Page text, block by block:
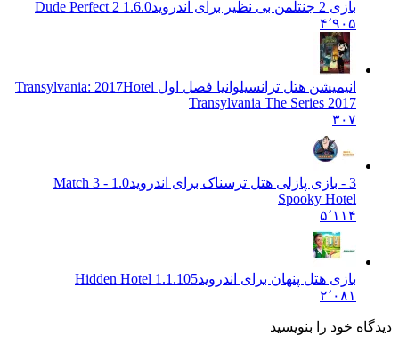
بازی 2 جنتلمن بی نظیر برای اندروید
1.6.0 Dude Perfect 2
۴٬۹۰۵
انیمیشن هتل ترانسیلوانیا فصل اول Transylvania: 2017 Hotel
Transylvania The Series 2017
۳۰۷
3 - بازی پازلی هتل ترسناک برای اندروید
1.0 Match 3 -
Spooky Hotel
۵٬۱۱۴
بازی هتل پنهان برای اندرویدHidden Hotel 1.1.105
۲٬۰۸۱
دیدگاه خود را بنویسید